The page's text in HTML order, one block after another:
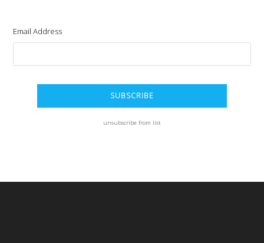
Email Address
unsubscribe from list